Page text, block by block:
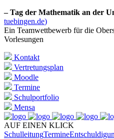
– Tag der Mathematik an der
tuebingen.de)
Ein Teamwettbewerb für die
Vorlesungen
Kontakt
Vertretungsplan
Moodle
Termine
Schulportfolio
Mensa
AUF EINEN KLICK
SchulleitungTermine